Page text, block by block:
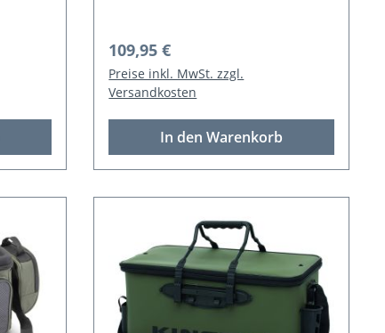
Regulärer Preis:
109,95 €
Preise inkl. MwSt. zzgl.
Versandkosten
In den Warenkorb